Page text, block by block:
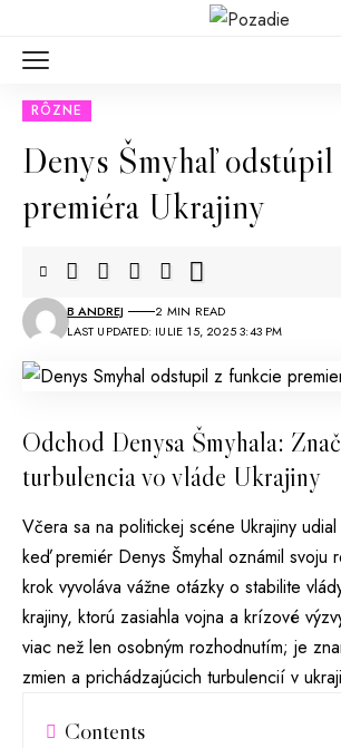
RÔZNE
Denys Šmyhaľ
premiéra Ukrajiny
LAST UPDATED: IULIE 15, 2025 3:43 PM
B ANDREJ 2 MIN READ
Odchod Denysa Šmyhala:
turbulencia vo vláde Ukrajiny
Včera sa na politickej scéne Ukrajiny
keď premiér Denys Šmyhal oznámil svoju
krok vyvoláva vážne otázky o stabilite
krajiny, ktorú zasiahla vojna a krízové
viac než len osobným rozhodnutím; je
zmien a prichádzajúcich turbulencií v
Contents